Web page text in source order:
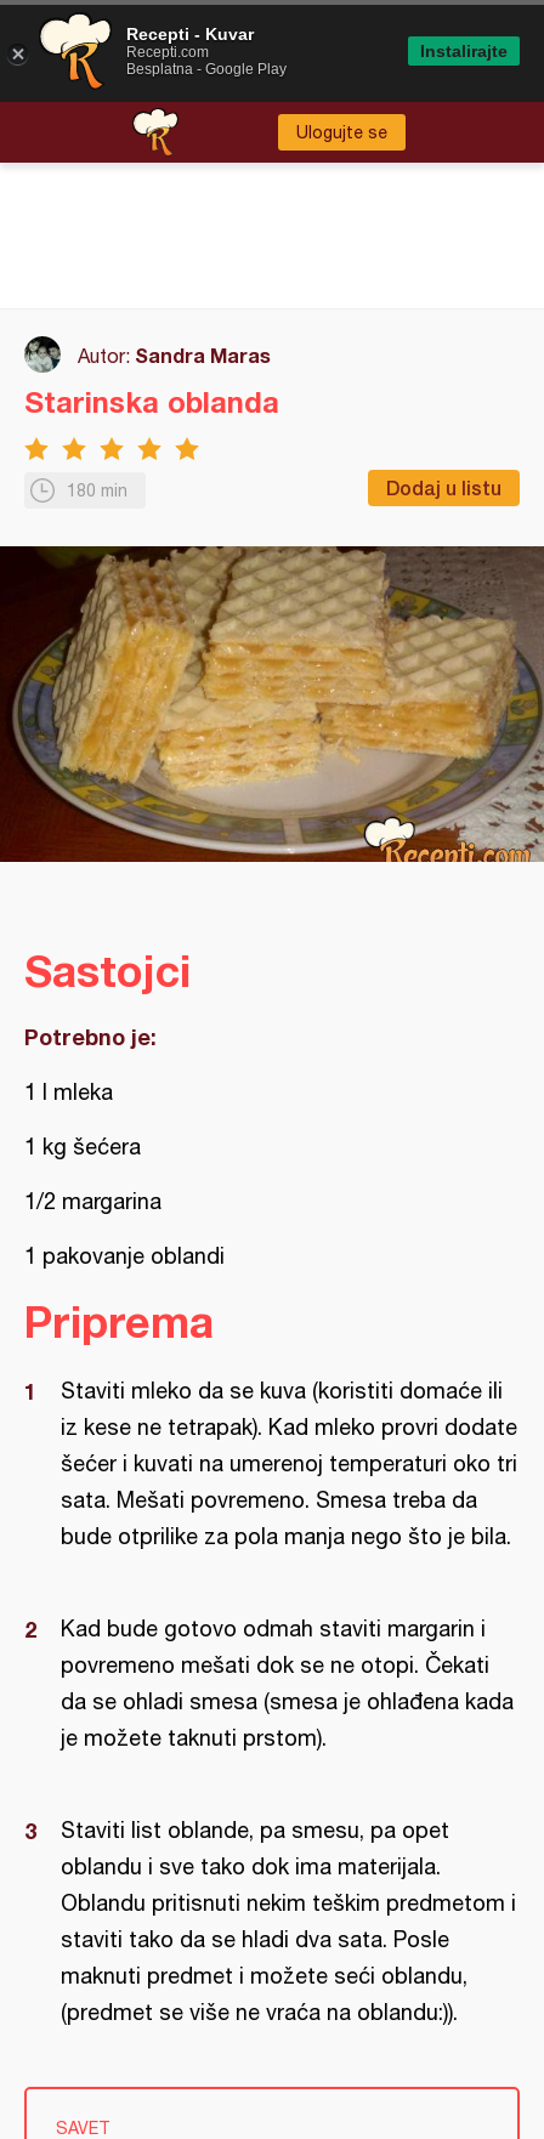
Ulogujte se
Autor: Sandra Maras
180 min Dodaj u listu
Starinska oblanda
Sastojci
Potrebno je:
1 l mleka
1 kg šećera
1/2 margarina
1 pakovanje oblandi
Priprema
Staviti mleko da se kuva (koristiti domaće ili
iz kese ne tetrapak). Kad mleko provri dodate
šećer i kuvati na umerenoj temperaturi oko tri
sata. Mešati povremeno. Smesa treba da
bude otprilike za pola manja nego što je bila.
Kad bude gotovo odmah staviti margarin i
povremeno mešati dok se ne otopi. Čekati
da se ohladi smesa (smesa je ohlađena kada
je možete taknuti prstom).
Staviti list oblande, pa smesu, pa opet
oblandu i sve tako dok ima materijala.
Oblandu pritisnuti nekim teškim predmetom i
staviti tako da se hladi dva sata. Posle
maknuti predmet i možete seći oblandu,
(predmet se više ne vraća na oblandu:)).
SAVET
Recepti - Kuvar
Recepti.com
Besplatna - Google Play
Instalirajte